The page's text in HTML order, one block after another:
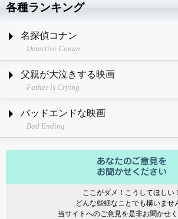
各種ランキング
名探偵コナン
Detective Conan
父親が大泣きする映画
Father is Crying
バッドエンドな映画
Bad Ending
ここがダメ！こうしてほしい！
どんな些細なことでも構いませ
当サイトへのご意見を是非お聞かせく